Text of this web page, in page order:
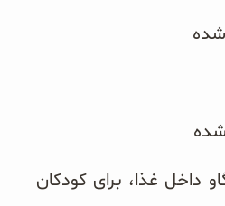
داخل غذا، برای کودکان